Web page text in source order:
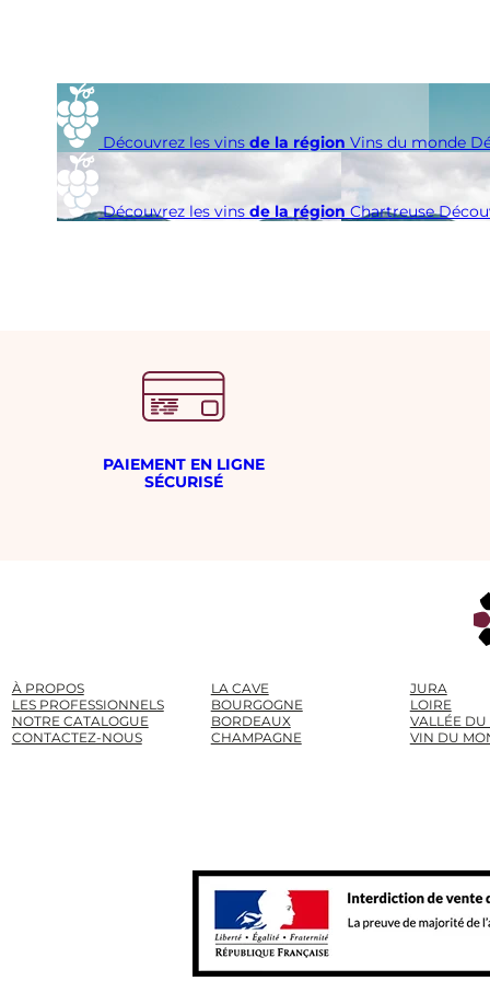
Découvrez les vins de la région Vins du monde
Découvrez les vins de la région Chartreuse
PAIEMENT EN LIGNE
SÉCURISÉ
À PROPOS
LES PROFESSIONNELS
NOTRE CATALOGUE
CONTACTEZ-NOUS
LA CAVE
BOURGOGNE
BORDEAUX
CHAMPAGNE
JURA
LOIRE
VALLÉE DU
VIN DU